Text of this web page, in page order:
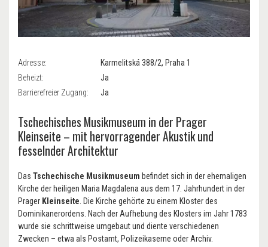
Adresse:
Karmelitská 388/2, Praha 1
Beheizt:
Ja
Barrierefreier Zugang:
Ja
Tschechisches Musikmuseum in der Prager
Kleinseite – mit hervorragender Akustik und
fesselnder Architektur
Das Tschechische Musikmuseum befindet sich in der ehemaligen
Kirche der heiligen Maria Magdalena aus dem 17. Jahrhundert in der
Prager Kleinseite . Die Kirche gehörte zu einem Kloster des
Dominikanerordens. Nach der Aufhebung des Klosters im Jahr 1783
wurde sie schrittweise umgebaut und diente verschiedenen
Zwecken – etwa als Postamt, Polizeikaserne oder Archiv.